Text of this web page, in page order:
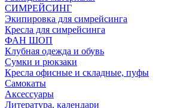
СИМРЕЙСИНГ
Экипировка для симрейсинга
Кресла для симрейсинга
ФАН ШОП
Клубная одежда и обувь
Сумки и рюкзаки
Кресла офисные и складные, пуфы
Самокаты
Аксессуары
Литература, календари